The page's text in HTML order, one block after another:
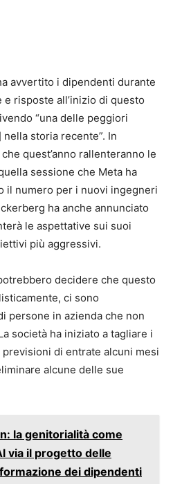
avvertito i dipendenti durante
risposte all’inizio di questo
“una delle peggiori
storia recente”. In
quest’anno rallenteranno le
sessione che Meta ha
il numero per i nuovi ingegneri
ha anche annunciato
le aspettative sui suoi
più aggressivi.
decidere che questo
ci sono
persone in azienda che non
società ha iniziato a tagliare i
di entrate alcuni mesi
alcune delle sue
la genitorialità come
via il progetto delle
dei dipendenti